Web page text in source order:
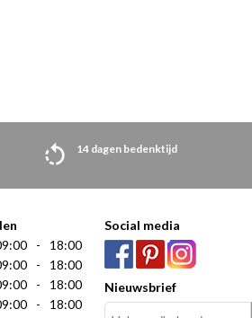
14 dagen bedenktijd
-
18:00
-
18:00
-
18:00
-
18:00
Social media
Nieuwsbrief